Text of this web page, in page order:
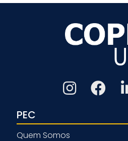
PEC
Quem Somos